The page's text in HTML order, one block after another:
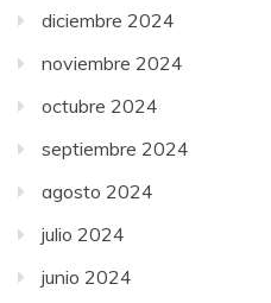
diciembre 2024
noviembre 2024
octubre 2024
septiembre 2024
agosto 2024
julio 2024
junio 2024